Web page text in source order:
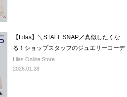
【Lilas】＼STAFF SNAP／真似したくな
る！ショップスタッフのジュエリーコーデ
Lilas Online Store
2026.01.28